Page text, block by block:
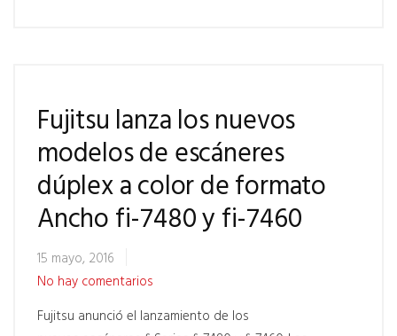
Fujitsu lanza los nuevos
modelos de escáneres
dúplex a color de formato
Ancho fi-7480 y fi-7460
15 mayo, 2016
No hay comentarios
Fujitsu anunció el lanzamiento de los